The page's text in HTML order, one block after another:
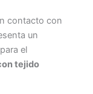
contacto con
un
el
tejido